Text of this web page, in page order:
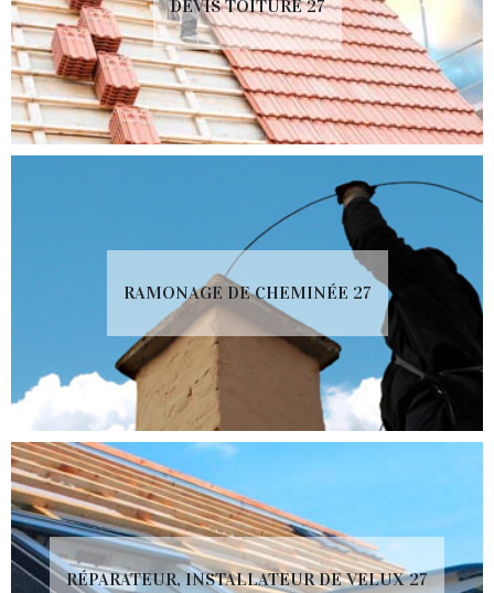
DEVIS TOITURE 27
RAMONAGE DE CHEMINÉE 27
RÉPARATEUR, INSTALLATEUR DE VELUX 27